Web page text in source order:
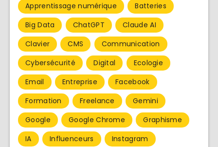
Apprentissage numérique
Batteries
Big Data
ChatGPT
Claude AI
Clavier
CMS
Communication
Cybersécurité
Digital
Ecologie
Email
Entreprise
Facebook
Formation
Freelance
Gemini
Google
Google Chrome
Graphisme
IA
Influenceurs
Instagram